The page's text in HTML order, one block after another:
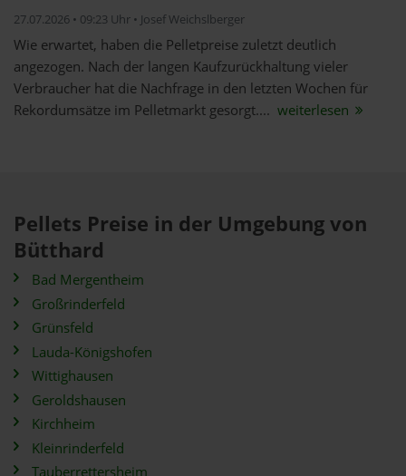
27.07.2026 • 09:23 Uhr • Josef Weichslberger
Wie erwartet, haben die Pelletpreise zuletzt deutlich
angezogen. Nach der langen Kaufzurückhaltung vieler
Verbraucher hat die Nachfrage in den letzten Wochen für
Rekordumsätze im Pelletmarkt gesorgt.... weiterlesen
Pellets Preise in der Umgebung von
Bütthard
Bad Mergentheim
Großrinderfeld
Grünsfeld
Lauda-Königshofen
Wittighausen
Geroldshausen
Kirchheim
Kleinrinderfeld
Tauberrettersheim